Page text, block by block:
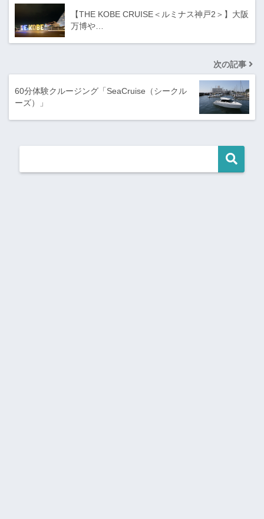
【THE KOBE CRUISE＜ルミナス神戸2＞】大阪
万博や…
次の記事
60分体験クルージング「SeaCruise（シークル
ーズ）」